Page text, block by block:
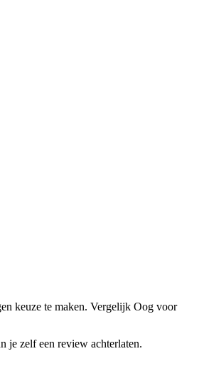
keuze te maken. Vergelijk Oog voor
je zelf een review achterlaten.